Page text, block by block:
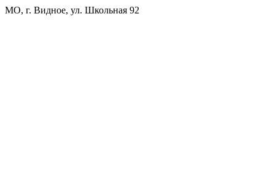
МО, г. Видное, ул. Школьная 92